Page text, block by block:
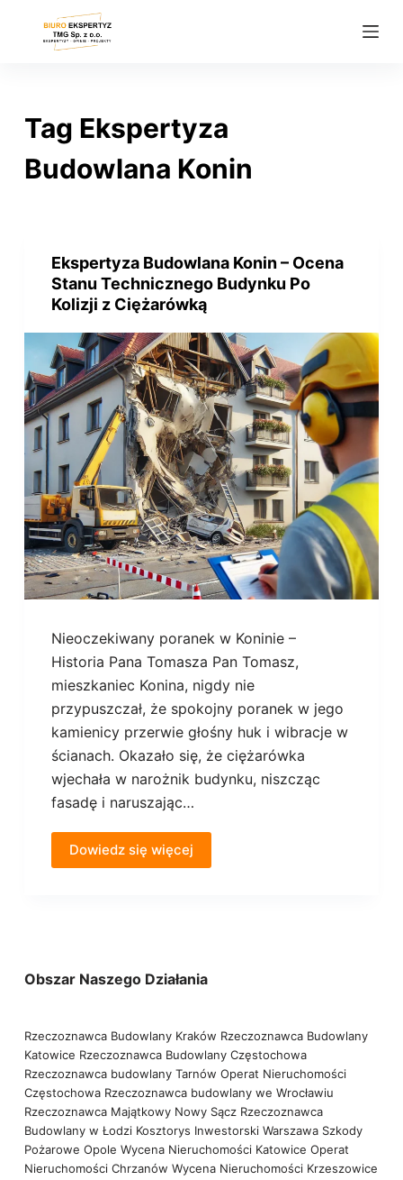
Tag Ekspertyza
Budowlana Konin
Ekspertyza Budowlana Konin – Ocena
Stanu Technicznego Budynku Po
Kolizji z Ciężarówką
Nieoczekiwany poranek w Koninie –
Historia Pana Tomasza Pan Tomasz,
mieszkaniec Konina, nigdy nie
przypuszczał, że spokojny poranek w jego
kamienicy przerwie głośny huk i wibracje w
ścianach. Okazało się, że ciężarówka
wjechała w narożnik budynku, niszcząc
fasadę i naruszając…
Dowiedz się więcej
Obszar Naszego Działania
Rzeczoznawca Budowlany Kraków Rzeczoznawca Budowlany
Katowice Rzeczoznawca Budowlany Częstochowa
Rzeczoznawca budowlany Tarnów Operat Nieruchomości
Częstochowa Rzeczoznawca budowlany we Wrocławiu
Rzeczoznawca Majątkowy Nowy Sącz Rzeczoznawca
Budowlany w Łodzi Kosztorys Inwestorski Warszawa Szkody
Pożarowe Opole Wycena Nieruchomości Katowice Operat
Nieruchomości Chrzanów Wycena Nieruchomości Krzeszowice